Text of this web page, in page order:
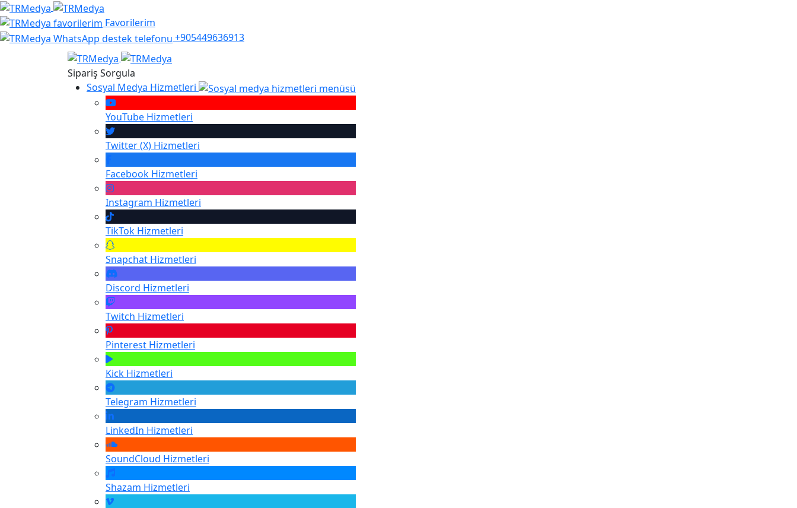
Favorilerim
+905449636913
Sipariş Sorgula
Sosyal Medya Hizmetleri
YouTube Hizmetleri
Twitter (X) Hizmetleri
Facebook Hizmetleri
Instagram Hizmetleri
TikTok Hizmetleri
Snapchat Hizmetleri
Discord Hizmetleri
Twitch Hizmetleri
Pinterest Hizmetleri
Kick Hizmetleri
Telegram Hizmetleri
LinkedIn Hizmetleri
SoundCloud Hizmetleri
Shazam Hizmetleri